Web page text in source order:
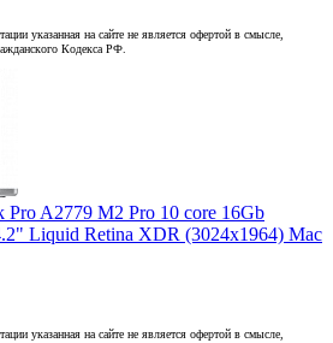
указанная на сайте не является офертой в смысле,
Кодекса РФ.
A2779 M2 Pro 10 core 16Gb
Liquid Retina XDR (3024x1964) Mac
указанная на сайте не является офертой в смысле,